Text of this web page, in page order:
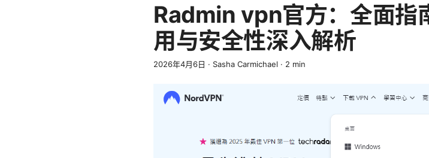
Radmin vpn官方：全面指
用与安全性深入解析
2026年4月6日 · Sasha Carmichael · 2 min